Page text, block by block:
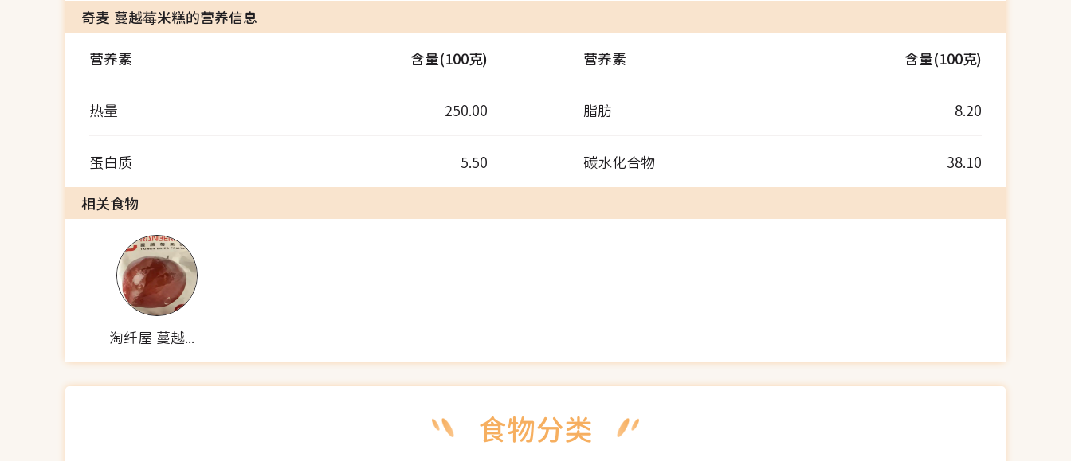
奇麦 蔓越莓米糕的营养信息
营养素
含量(100克) 营养素 含量(100克)
热量 250.00 脂肪 8.20
蛋白质 5.50 碳水化合物
38.10
相关食物
淘纤屋 蔓越莓干